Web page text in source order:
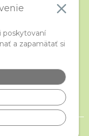
poskytovaní
a zapamätať si
široko ďaleko •